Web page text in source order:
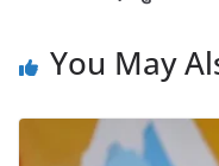
You May